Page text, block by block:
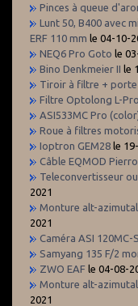
Pinces à queue
Lunt 50, B400 avec
ERF 110 mm le 04-10-
NEQ6 Pro Goto le
Bino Denkmeier II le
Tiroir à filtre +
Filtre Optolong L-
ASI533MC Pro
Roue à filtres
Ioptron GEM28 le
Câble EQMOD
Teleconvertisseur
2021
Monture alt-
2021
Caméra ASI 120MC-
Samyang 135 F/2
ZWO EAF le 04-08-
Monture alt-
2021